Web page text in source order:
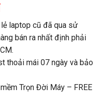
Giá
tại
là:
5.000.000₫.
laptop cũ đã qua sử
bán ra nhất định phải
thoải mái 07 ngày và bảo
Trọn Đời Máy – FREE